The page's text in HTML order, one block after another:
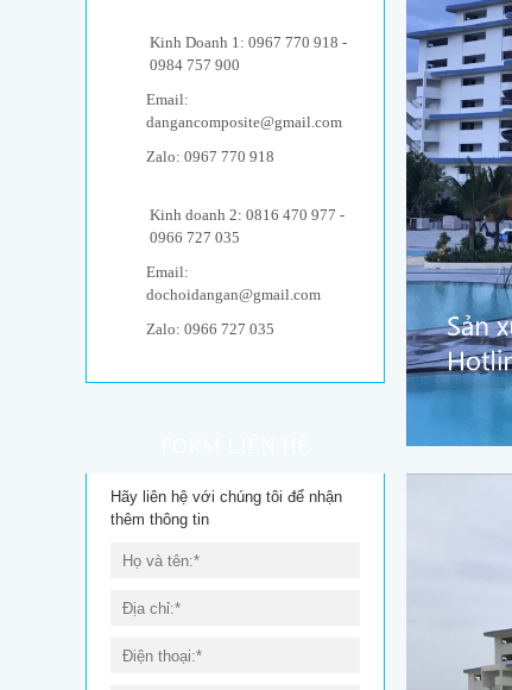
Kinh Doanh 1: 0967 770 918 -
0984 757 900
Email:
dangancomposite@gmail.com
Zalo: 0967 770 918
Kinh doanh 2: 0816 470 977 -
0966 727 035
Email:
dochoidangan@gmail.com
Zalo: 0966 727 035
Hãy liên hệ với chúng tôi để nhận
thêm thông tin